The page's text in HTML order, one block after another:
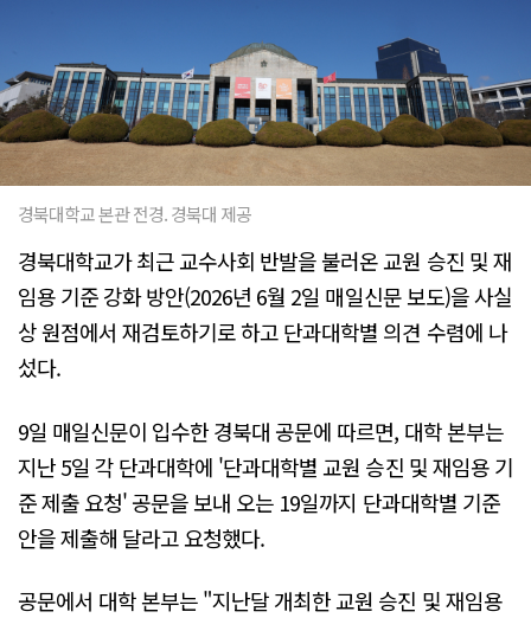
경북대학교 본관 전경. 경북대 제공
경북대학교가 최근 교수사회 반발을 불러온 교원 승진 및 재
임용 기준 강화 방안(2026년 6월 2일 매일신문 보도)을 사실
상 원점에서 재검토하기로 하고 단과대학별 의견 수렴에 나
섰다.
9일 매일신문이 입수한 경북대 공문에 따르면, 대학 본부는
지난 5일 각 단과대학에 '단과대학별 교원 승진 및 재임용 기
준 제출 요청' 공문을 보내 오는 19일까지 단과대학별 기준
안을 제출해 달라고 요청했다.
공문에서 대학 본부는 "지난달 개최한 교원 승진 및 재임용